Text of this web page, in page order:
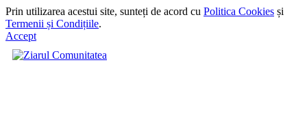
Prin utilizarea acestui site, sunteți de acord cu Politica Cookies și
Termenii și Condițiile.
Accept